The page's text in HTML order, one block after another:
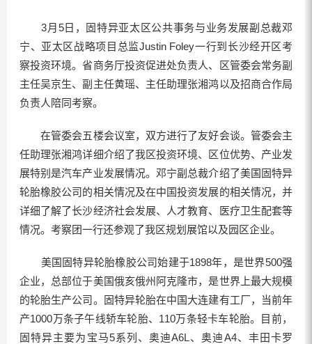
3月5日，固特异亚太区公共事务与业务发展副总裁邓
宁、亚太区战略项目总监Justin Foley一行到长沙经开区考
察投资环境。省商务厅投资促进处负责人、区管委会常务副
主任吴京生、副主任黄瑶、主任助理张湘鸿以及招商合作局
负责人陪同考察。
在管委会五楼会议室，双方进行了友好会谈。管委会主
任助理张湘鸿详细介绍了我区投资环境、区位优势、产业发
展特别是汽车产业发展情况。邓宁副总裁介绍了美国固特异
轮胎橡胶公司的相关情况及在中国投资发展的相关情况，并
详细了解了长沙经济社会发展、人才教育、医疗卫生配套等
情况。考察团一行还参观了我区规划展馆以及园区企业。
美国固特异轮胎橡胶公司始建于1898年，是世界500强
企业，总部位于美国俄亥俄州阿克隆市，是世界上最大规模
的轮胎生产公司。固特异轮胎在中国大连建有工厂，当前年
产1000万条子午线轿车轮胎、110万条轻卡车轮胎。目前，
固特异主要为宝马5系列、奥迪A6L、奥迪A4、丰田卡罗